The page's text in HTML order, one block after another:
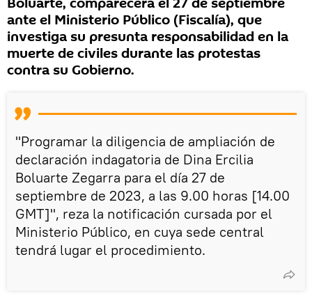
ante el Ministerio Público (Fiscalía), que
investiga su presunta responsabilidad en la
muerte de civiles durante las protestas
contra su Gobierno.
"Programar la diligencia de ampliación de
declaración indagatoria de Dina Ercilia
Boluarte Zegarra para el día 27 de
septiembre de 2023, a las 9.00 horas [14.00
GMT]", reza la notificación cursada por el
Ministerio Público, en cuya sede central
tendrá lugar el procedimiento.